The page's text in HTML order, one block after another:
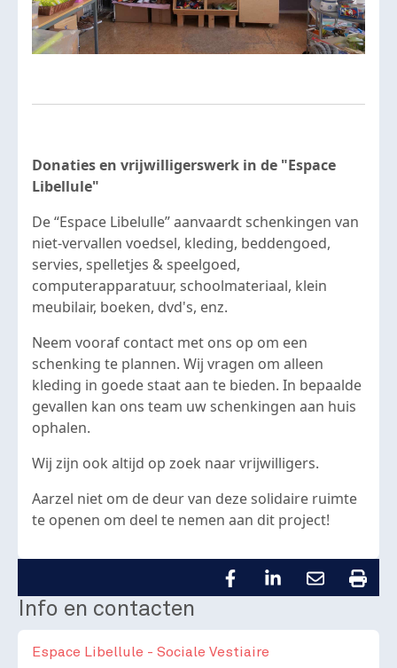
Donaties en vrijwilligerswerk in de "Espace
Libellule"
De “Espace Libelulle” aanvaardt schenkingen van
niet-vervallen voedsel, kleding, beddengoed,
servies, spelletjes & speelgoed,
computerapparatuur, schoolmateriaal, klein
meubilair, boeken, dvd's, enz.
Neem vooraf contact met ons op om een
schenking te plannen. Wij vragen om alleen
kleding in goede staat aan te bieden. In bepaalde
gevallen kan ons team uw schenkingen aan huis
ophalen.
Wij zijn ook altijd op zoek naar vrijwilligers.
Aarzel niet om de deur van deze solidaire ruimte
te openen om deel te nemen aan dit project!
Info en contacten
Espace Libellule - Sociale Vestiaire